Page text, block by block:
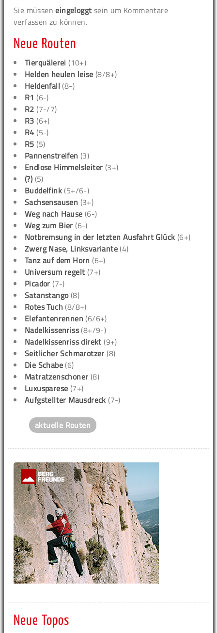
Sie müsseneingeloggt sein um Kommentare
verfassen zu können.
Neue Routen
Tierquälerei (10+)
Helden heulen leise (8/8+)
Heldenfall (8-)
R1 (6-)
R2 (7-/7)
R3 (6+)
R4 (5-)
R5 (5)
Pannenstreifen (3)
Endlose Himmelsleiter (3+)
(?) (5)
Buddelfink (5+/6-)
Sachsensausen (3+)
Weg nach Hause (6-)
Weg zum Bier (6-)
Notbremsung in der letzten Ausfahrt Glück (6+)
Zwerg Nase, Linksvariante (4)
Tanz auf dem Horn (6+)
Universum regelt (7+)
Picador (7-)
Satanstango(8)
Rotes Tuch (8/8+)
Elefantenrennen (6/6+)
Nadelkissenriss(8+/9-)
Nadelkissenriss direkt (9+)
Seitlicher Schmarotzer (8)
Die Schabe (6)
Matratzenschoner (8)
Luxusparese (7+)
Aufgstellter Mausdreck (7-)
aktuelle Routen
Neue Topos